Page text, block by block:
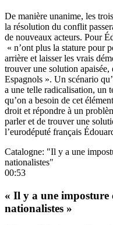
De manière unanime, les
la résolution du conflit
de nouveaux acteurs. Pour
« n’ont plus la stature pour
arrière et laisser les vrais
trouver une solution
Espagnols ». Un scénario
a une telle radicalisation, un
qu’on a besoin de cet
droit et répondre à un
parler et de trouver une
l’eurodéputé français
Catalogne: "Il y a une
nationalistes"
00:53
« Il y a une imposture
nationalistes »